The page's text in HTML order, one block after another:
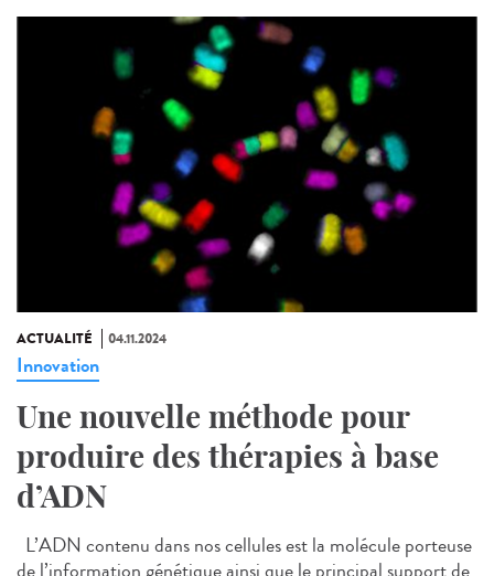
ACTUALITÉ 04.11.2024
Innovation
Une nouvelle méthode pour
produire des thérapies à base
d’ADN
L’ADN contenu dans nos cellules est la molécule porteuse
de l’information génétique ainsi que le principal support de